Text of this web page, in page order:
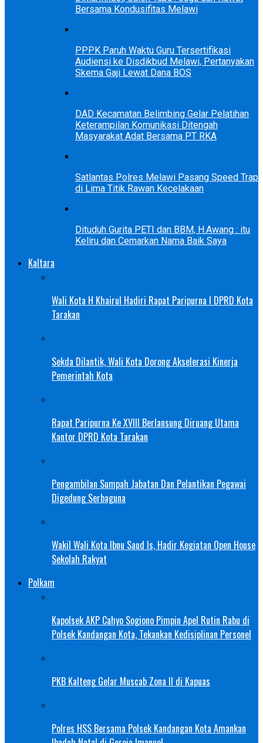
Bersama Kondusifitas Melawi
PPPK Paruh Waktu Guru Tersertifikasi
Audiensi ke Disdikbud Melawi, Pertanyakan
Skema Gaji Lewat Dana BOS
DAD Kecamatan Belimbing Gelar Pelatihan
Keterampilan Komunikasi Ditengah
Masyarakat Adat Bersama PT RKA
Satlantas Polres Melawi Pasang Speed Trap
di Lima Titik Rawan Kecelakaan
Dituduh Gurita PETI dan BBM, H.Awang : itu
Keliru dan Cemarkan Nama Baik Saya
Kaltara
Wali Kota H Khairul Hadiri Rapat Paripurna I DPRD Kota
Tarakan
Sekda Dilantik, Wali Kota Dorong Akselerasi Kinerja
Pemerintah Kota
Rapat Paripurna Ke XVIII Berlansung Diruang Utama
Kantor DPRD Kota Tarakan
Pengambilan Sumpah Jabatan Dan Pelantikan Pegawai
Digedung Serbaguna
Wakil Wali Kota Ibnu Saud Is, Hadir Kegiatan Open House
Sekolah Rakyat
Polkam
Kapolsek AKP Cahyo Sogiono Pimpin Apel Rutin Rabu di
Polsek Kandangan Kota, Tekankan Kedisiplinan Personel
PKB Kalteng Gelar Muscab Zona II di Kapuas
Polres HSS Bersama Polsek Kandangan Kota Amankan